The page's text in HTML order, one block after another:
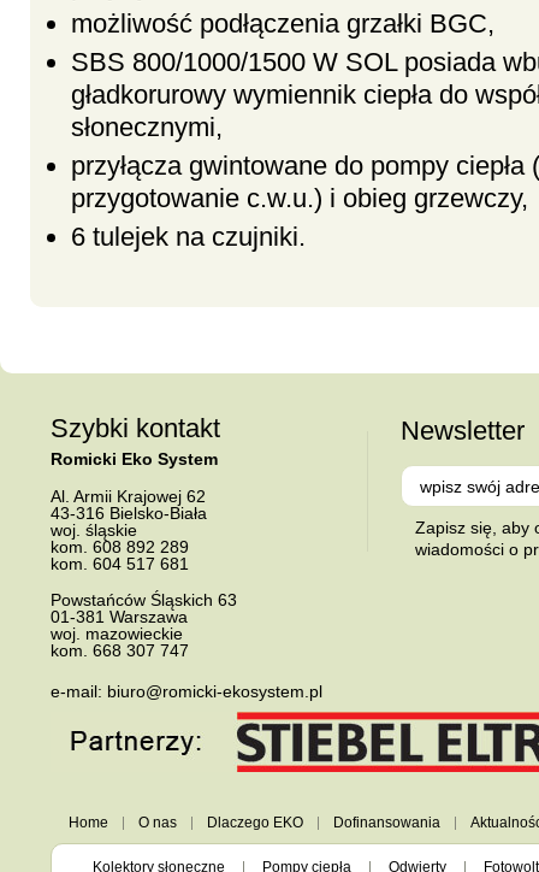
możliwość podłączenia grzałki BGC,
SBS 800/1000/1500 W SOL posiada
gładkorurowy wymiennik ciepła do
słonecznymi,
przyłącza gwintowane do pompy ciepła
przygotowanie c.w.u.) i obieg grzewczy,
6 tulejek na czujniki.
Szybki kontakt
Romicki Eko System
Al. Armii Krajowej 62
43-316 Bielsko-Biała
woj. śląskie
kom. 608 892 289
kom. 604 517 681
Powstańców Śląskich 63
01-381 Warszawa
woj. mazowieckie
kom. 668 307 747
e-mail: biuro@romicki-ekosystem.pl
Newsletter
Zapisz się, aby
wiadomości o
Home O nas Dlaczego EKO Dofinansowania
Kolektory słoneczne Pompy ciepła Odwierty